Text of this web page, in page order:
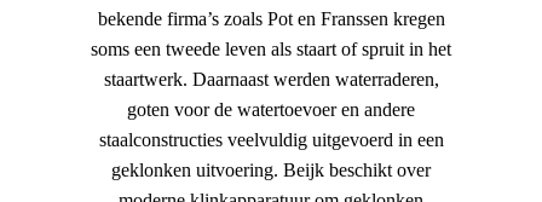
bekende firma’s zoals Pot en Franssen kregen
soms een tweede leven als staart of spruit in het
staartwerk. Daarnaast werden waterraderen,
goten voor de watertoevoer en andere
staalconstructies veelvuldig uitgevoerd in een
geklonken uitvoering. Beijk beschikt over